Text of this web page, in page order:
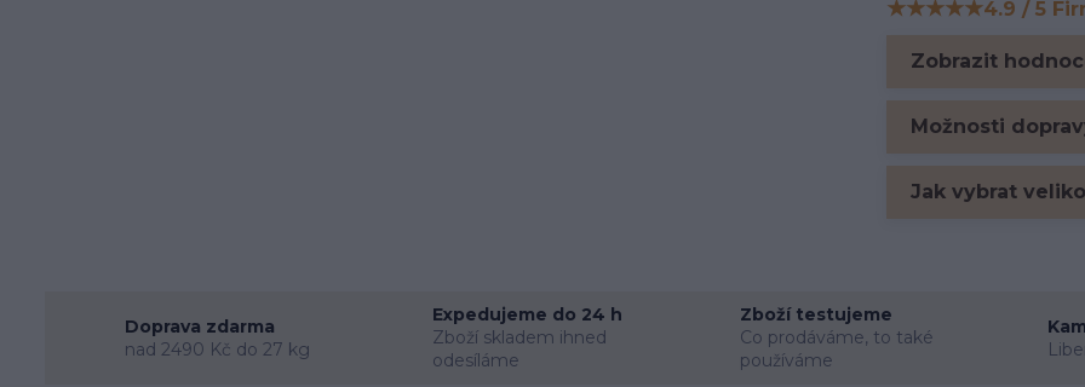
Hodnocení na
★★★★★4.9 / 5
Zobrazit
Možnosti
Jak vybrat
Doprava zdarma
nad 2490 Kč do 27 kg
Expedujeme do 24 h
Zboží skladem ihned
odesíláme
Zboží testujeme
Co prodáváme, to také
používáme